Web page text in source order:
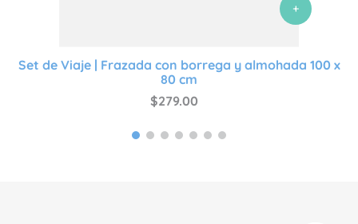
+
Set de Viaje | Frazada con borrega y almohada 100 x
80 cm
$279.00